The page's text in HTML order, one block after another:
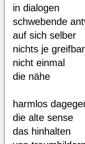
in dialogen
schwebende
auf sich selber
nichts je greifbar
nicht einmal
die nähe
harmlos
die alte sense
das hinhalten